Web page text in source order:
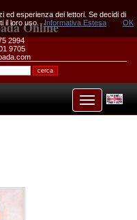
Online
2994
9705
ed esperienza dei lettori. Se decidi di
il loro uso.
Informativa Estesa OK